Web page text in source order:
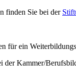
finden Sie bei der
für ein
der Kammer/